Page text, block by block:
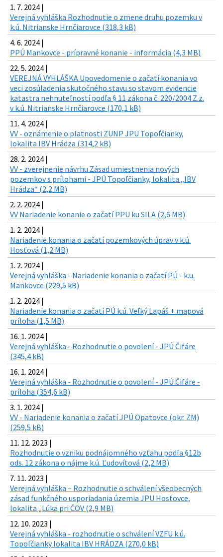
1. 7. 2024 |
Verejná vyhláška Rozhodnutie o zmene druhu pozemku v
k.ú. Nitrianske Hrnčiarovce (318,3 kB)
4. 6. 2024 |
PPÚ Mankovce - prípravné konanie - informácia (4,3 MB)
22. 5. 2024 |
VEREJNÁ VYHLÁŠKA Upovedomenie o začatí konania vo
veci zosúladenia skutočného stavu so stavom evidencie
katastra nehnuteľností podľa § 11 zákona č. 220/2004 Z.z.
v k.ú. Nitrianske Hrnčiarovce (170,1 kB)
11. 4. 2024 |
VV - oznámenie o platnosti ZUNP JPU Topoľčianky,
lokalita IBV Hrádza (314,2 kB)
28. 2. 2024 |
VV - zverejnenie návrhu Zásad umiestnenia nových
pozemkov s prílohami - JPÚ Topoľčianky, lokalita „IBV
Hrádza“ (2,2 MB)
2. 2. 2024 |
VV Nariadenie konanie o začatí PPU ku SILA (2,6 MB)
1. 2. 2024 |
Nariadenie konania o začatí pozemkových úprav v k.ú.
Hosťová (1,2 MB)
1. 2. 2024 |
Verejná vyhláška - Nariadenie konania o začatí PÚ - k.u.
Mankovce (229,5 kB)
1. 2. 2024 |
Nariadenie konania o začatí PÚ k.ú. Veľký Lapáš + mapová
príloha (1,5 MB)
16. 1. 2024 |
Verejná vyhláška - Rozhodnutie o povolení - JPÚ Čifáre
(345,4 kB)
16. 1. 2024 |
Verejná vyhláška - Rozhodnutie o povolení - JPÚ Čifáre -
príloha (354,6 kB)
3. 1. 2024 |
VV - Nariadenie konania o začatí JPÚ Opatovce (okr. ZM)
(259,5 kB)
11. 12. 2023 |
Rozhodnutie o vzniku podnájomného vzťahu podľa §12b
ods. 12 zákona o nájme k.ú. Ľudovítová (2,2 MB)
7. 11. 2023 |
Verejná vyhláška – Rozhodnutie o schválení všeobecných
zásad funkčného usporiadania územia JPU Hosťovce,
lokalita „Lúka pri ČOV (2,9 MB)
12. 10. 2023 |
Verejná vyhláška - rozhodnutie o schválení VZFU k.ú.
Topoľčianky lokalita IBV HRÁDZA (270,0 kB)